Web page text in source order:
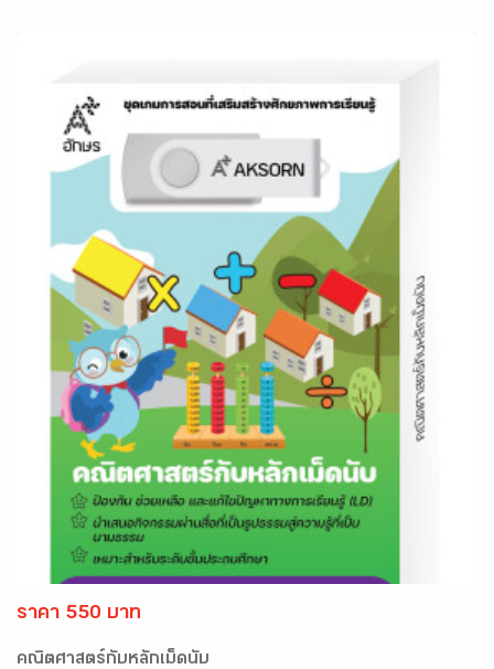
ราคา 550 บาท
คณิตศาสตร์กับหลักเม็ดนับ